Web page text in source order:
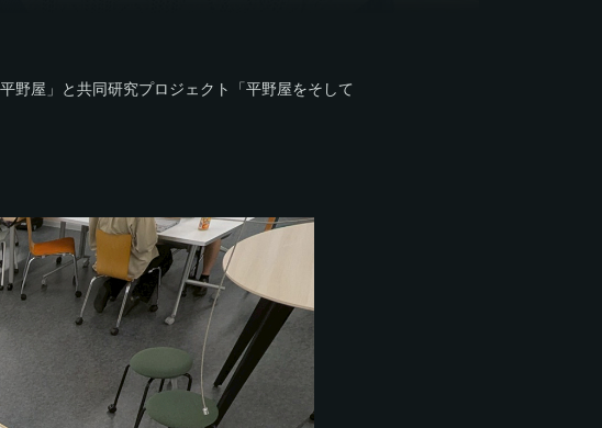
野屋」と共同研究プロジェクト「平野屋をそして